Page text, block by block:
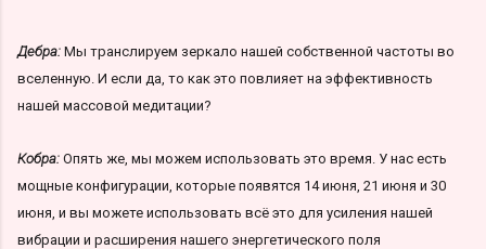
Дебра: Мы транслируем зеркало нашей собственной частоты во
вселенную. И если да, то как это повлияет на эффективность
нашей массовой медитации?
Кобра: Опять же, мы можем использовать это время. У нас есть
мощные конфигурации, которые появятся 14 июня, 21 июня и 30
июня, и вы можете использовать всё это для усиления нашей
вибрации и расширения нашего энергетического поля